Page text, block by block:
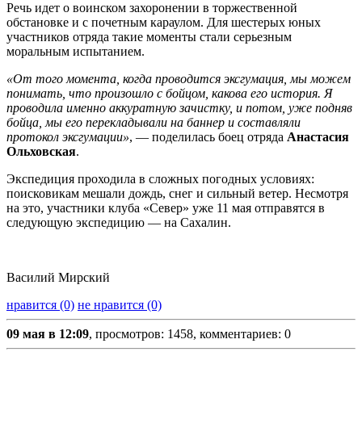
Речь идет о воинском захоронении в торжественной
обстановке и с почетным караулом. Для шестерых юных
участников отряда такие моменты стали серьезным
моральным испытанием.
«От того момента, когда проводится эксгумация, мы можем
понимать, что произошло с бойцом, какова его история. Я
проводила именно аккуратную зачистку, и потом, уже подняв
бойца, мы его перекладывали на баннер и составляли
протокол эксгумации», — поделилась боец отряда Анастасия
Ольховская.
Экспедиция проходила в сложных погодных условиях:
поисковикам мешали дождь, снег и сильный ветер. Несмотря
на это, участники клуба «Север» уже 11 мая отправятся в
следующую экспедицию — на Сахалин.
Василий Мирский
нравится (0) не нравится (0)
09 мая в 12:09, просмотров: 1458, комментариев: 0